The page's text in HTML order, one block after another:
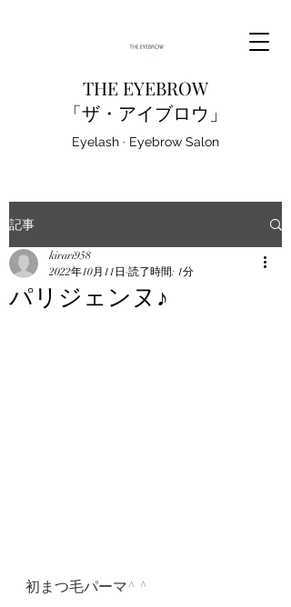
THE EYEBROW
「ザ・アイブロウ」
Eyelash · Eyebrow Salon
記事
パリジェンヌ♪
kirari958
2022年10月11日 読了時間: 1分
初まつ毛パーマ^ ^